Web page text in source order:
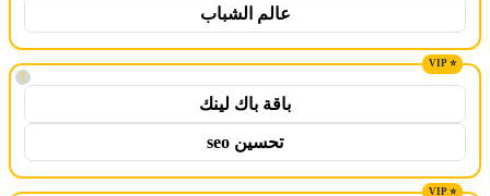
عالم الشباب
!
باقة باك لينك
تحسين seo